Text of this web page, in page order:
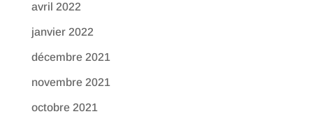
avril 2022
janvier 2022
décembre 2021
novembre 2021
octobre 2021